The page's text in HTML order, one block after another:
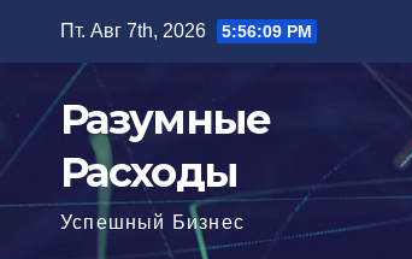
содержимому
Пт. Авг 7th, 2026 5:56:10 PM
Разумные
Расходы
Успешный Бизнес